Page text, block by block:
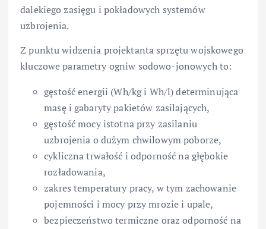
dalekiego zasięgu i pokładowych systemów
uzbrojenia.
Z punktu widzenia projektanta sprzętu wojskowego
kluczowe parametry ogniw sodowo-jonowych to:
gęstość energii (Wh/kg i Wh/l) determinująca
masę i gabaryty pakietów zasilających,
gęstość mocy istotna przy zasilaniu
uzbrojenia o dużym chwilowym poborze,
cykliczna trwałość i odporność na głębokie
rozładowania,
zakres temperatury pracy, w tym zachowanie
pojemności i mocy przy mrozie i upale,
bezpieczeństwo termiczne oraz odporność na